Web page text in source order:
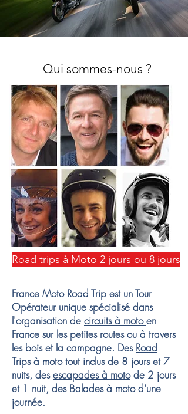
Qui sommes-nous ?
Road trips à Moto 2 jours ou 8 jours
France Moto Road Trip est un Tour
Opérateur unique spécialisé dans
l'organisation de circuits à motoen
France sur les petites routes ou à travers
les bois et la campagne. Des Road
Trips à mototout inclus de 8 jours et 7
nuits, desescapades à motode 2 jours
et 1 nuit, des Balades à motod'une
journée.